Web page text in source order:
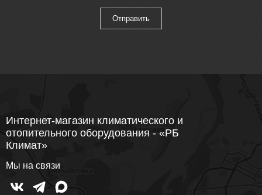
Интернет-магазин климатического и
отопительного оборудования - «РБ
Климат»
Мы на связи